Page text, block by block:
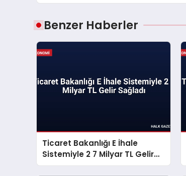
Benzer Haberler
Ticaret Bakanlığı E İhale
Sistemiyle 2 7 Milyar TL Gelir
Sağladı